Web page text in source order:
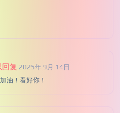
复 2025年 9月 14日
油！看好你！